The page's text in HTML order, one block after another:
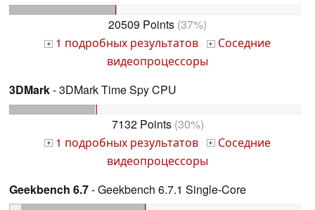
20509 Points (37%)
+ 1 подробных результатов + Соседние
видеопроцессоры
3DMark- 3DMark Time Spy CPU
7132 Points(30%)
+ 1 подробных результатов + Соседние
видеопроцессоры
Geekbench 6.7- Geekbench 6.7.1 Single-Core